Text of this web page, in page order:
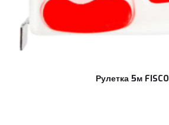
Рулетка 5м FISCO